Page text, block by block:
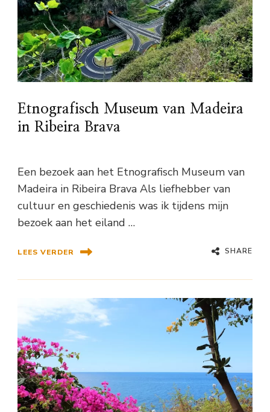
Etnografisch Museum van Madeira
in Ribeira Brava
Een bezoek aan het Etnografisch Museum van
Madeira in Ribeira Brava Als liefhebber van
cultuur en geschiedenis was ik tijdens mijn
bezoek aan het eiland …
LEES VERDER SHARE